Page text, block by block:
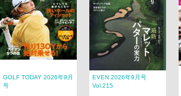
GOLF TODAY 2026年9月
号
EVEN 2026年9月号
Vol.215